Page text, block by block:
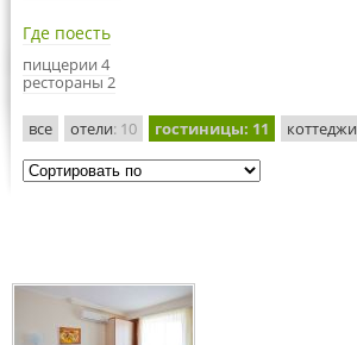
Где поесть
пиццерии 4
рестораны 2
все отели: 10 гостиницы: 11 коттеджи